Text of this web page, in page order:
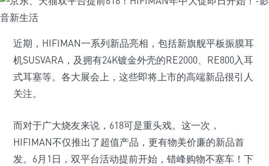
近期，HIFIMAN一系列新品亮相，包括新旗舰平板振膜耳
机SUSVARA，及拥有24K镀金外壳的RE2000、RE800入耳
式耳塞等。各大展会上，这些即将上市的高端新品很引人
关注。
而对于广大烧友来说，618可是重头戏。这一次，
HIFIMAN不仅推出了超值产品，更有物美价廉的新品首
发。6月1日，双平台活动提前开始，错峰购物不塞车！下